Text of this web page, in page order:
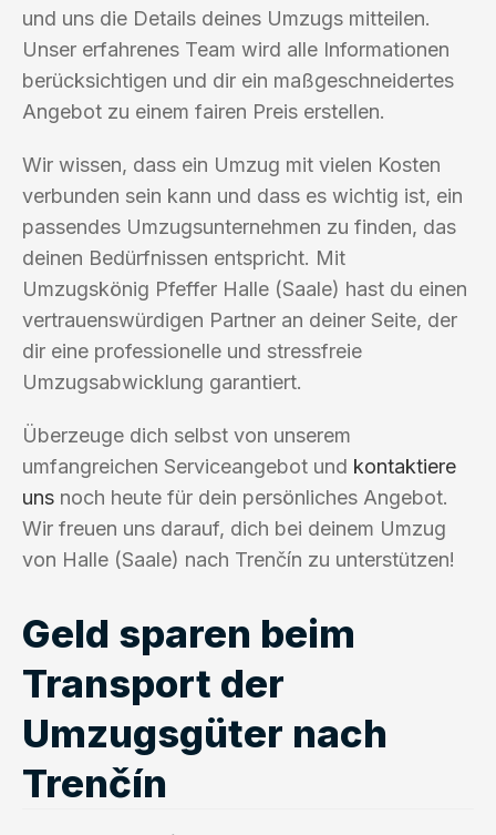
und uns die Details deines Umzugs mitteilen.
Unser erfahrenes Team wird alle Informationen
berücksichtigen und dir ein maßgeschneidertes
Angebot zu einem fairen Preis erstellen.
Wir wissen, dass ein Umzug mit vielen Kosten
verbunden sein kann und dass es wichtig ist, ein
passendes Umzugsunternehmen zu finden, das
deinen Bedürfnissen entspricht. Mit
Umzugskönig Pfeffer Halle (Saale) hast du einen
vertrauenswürdigen Partner an deiner Seite, der
dir eine professionelle und stressfreie
Umzugsabwicklung garantiert.
Überzeuge dich selbst von unserem
umfangreichen Serviceangebot und kontaktiere
uns noch heute für dein persönliches Angebot.
Wir freuen uns darauf, dich bei deinem Umzug
von Halle (Saale) nach Trenčín zu unterstützen!
Geld sparen beim
Transport der
Umzugsgüter nach
Trenčín